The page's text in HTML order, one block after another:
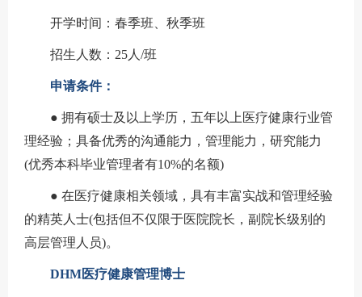
开学时间：春季班、秋季班
招生人数：25人/班
申请条件：
● 拥有硕士及以上学历，五年以上医疗健康行业管
理经验；具备优秀的沟通能力，管理能力，研究能力
(优秀本科毕业管理者有10%的名额)
● 在医疗健康相关领域，具有丰富实战和管理经验
的精英人士(包括但不仅限于医院院长，副院长级别的
高层管理人员)。
DHM医疗健康管理博士